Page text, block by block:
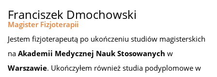
Franciszek Dmochowski
Magister Fizjoterapii
Jestem fizjoterapeutą po ukończeniu studiów magisterskich
na Akademii Medycznej Nauk Stosowanych w
Warszawie. Ukończyłem również studia podyplomowe w